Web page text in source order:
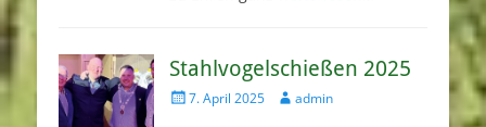
Stahlvogelschießen 2025
Veröffentlicht
7. April 2025 Autoradmin